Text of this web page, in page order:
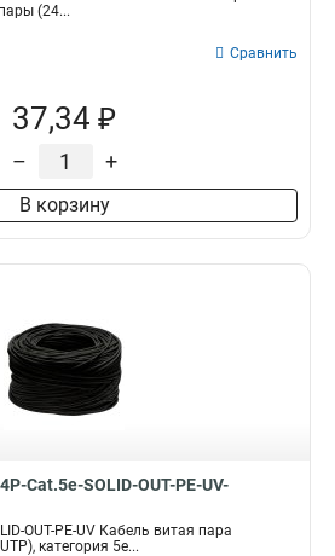
(24...
Сравнить
37,34 ₽
– +
В корзину
Cat.5e-SOLID-OUT-PE-UV-
OUT-PE-UV Кабель витая пара
категория 5e...